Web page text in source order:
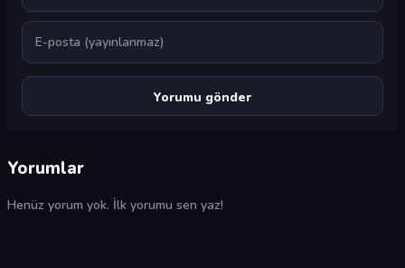
E-posta
Yorumlar
Henüz yorum yok. İlk yorumu sen yaz!